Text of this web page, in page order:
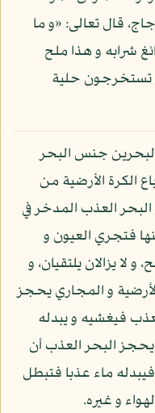
قال تعالى: «و ما
شرابه و هذا ملح
تستخرجون حلية
بالبحرين جنس البحر
الكرة الأرضية من
العذب المدخر في
فتجري العيون و
و لا يزالان يلتقيان، و
و المجاري يحجز
فيغشيه و يبدله
يحجز البحر العذب أن
ماء عذبا فتبطل
و غيره.